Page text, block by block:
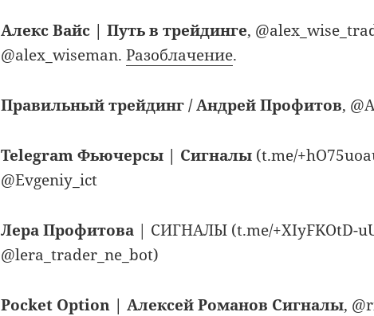
Алекс Вайс | Путь в трейдинге,
@alex_wiseman.Разоблачение.
Правильный трейдинг / Андрей Профитов,
Telegram Фьючерсы | Сигналы (t.me/
@Evgeniy_ict
Лера Профитова | СИГНАЛЫ (t.me/+XIyFKOtD-
@lera_trader_ne_bot)
Pocket Option | Алексей Романов Сигналы,